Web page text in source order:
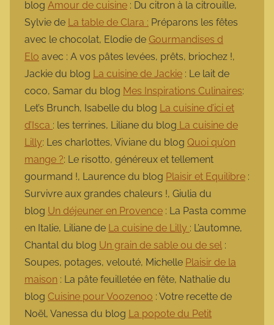
blog Amour de cuisine : Du citron à la citrouille,
Sylvie de La table de Clara : Préparons les fêtes
avec le chocolat, Elodie de Gourmandises d
Elo avec : A vos pâtes levées, prêts, briochez !,
Jackie du blog La cuisine de Jackie : Le lait de
coco, Samar du blog Mes Inspirations Culinaires:
Let’s Brunch, Isabelle du blog La cuisine d’ici et
d’Isca : les terrines, Liliane du blog La cuisine de
Lilly: Les charlottes, Viviane du blog Quoi qu’on
mange ?: Le risotto, généreux et tellement
gourmand !, Laurence du blog Plaisir et Equilibre :
Survivre aux grandes chaleurs !, Giulia du
blog Un déjeuner en Provence : La Pasta comme
en Italie, Liliane de La cuisine de Lilly : L’automne,
Chantal du blog Un grain de sable ou de sel:
Soupes, potages, velouté, Michelle Plaisir de la
maison : La pâte feuilletée en fête, Nathalie du
blog Cuisine pour Voozenoo : Votre recette de
Noël, Vanessa du blog La popote du Petit